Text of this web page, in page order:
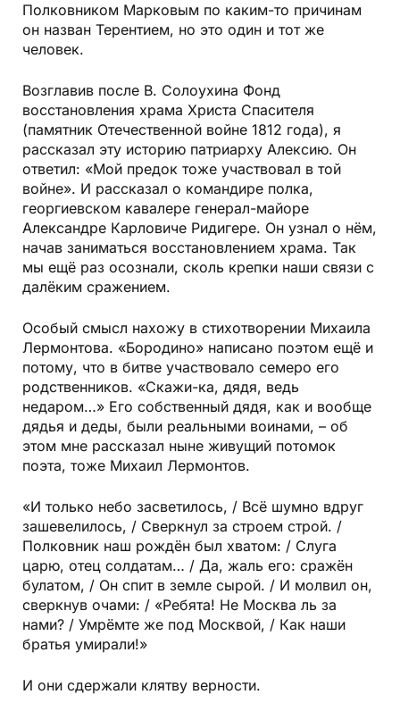
Полковником Марковым по каким-то причинам
он назван Терентием, но это один и тот же
человек.
Возглавив после В. Солоухина Фонд
восстановления храма Христа Спасителя
(памятник Отечественной войне 1812 года), я
рассказал эту историю патриарху Алексию. Он
ответил: «Мой предок тоже участвовал в той
войне». И рассказал о командире полка,
георгиевском кавалере генерал-майоре
Александре Карловиче Ридигере. Он узнал о нём,
начав заниматься восстановлением храма. Так
мы ещё раз осознали, сколь крепки наши связи с
далёким сражением.
Особый смысл нахожу в стихотворении Михаила
Лермонтова. «Бородино» написано поэтом ещё и
потому, что в битве участвовало семеро его
родственников. «Скажи-ка, дядя, ведь
недаром…» Его собственный дядя, как и вообще
дядья и деды, были реальными воинами, – об
этом мне рассказал ныне живущий потомок
поэта, тоже Михаил Лермонтов.
«И только небо засветилось, / Всё шумно вдруг
зашевелилось, / Сверкнул за строем строй. /
Полковник наш рождён был хватом: / Слуга
царю, отец солдатам… / Да, жаль его: сражён
булатом, / Он спит в земле сырой. / И молвил он,
сверкнув очами: / «Ребята! Не Москва ль за
нами? / Умрёмте же под Москвой, / Как наши
братья умирали!»
И они сдержали клятву верности.